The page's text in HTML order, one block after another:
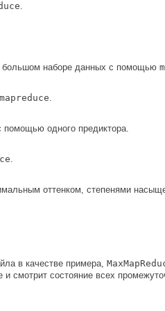
.
большом наборе данных с помощью
mapreduce.
помощью одного предиктора.
.
оттенком, степенями
в качестве примера,
и смотрит состояние всех